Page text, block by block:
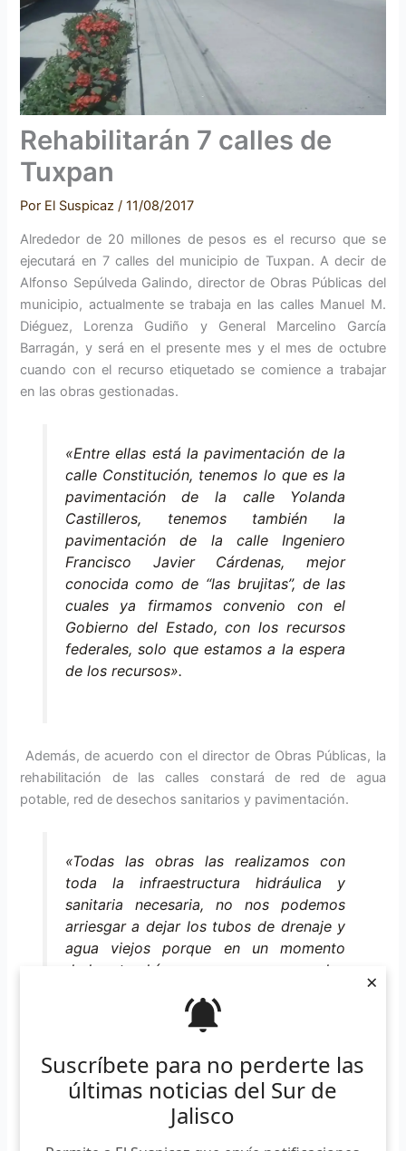
Suscríbete para no perderte las
últimas noticias del Sur de
Jalisco
×
Rehabilitarán 7 calles de
Tuxpan
Por El Suspicaz /11/08/2017
Alrededor de 20 millones de pesos es el recurso que se
ejecutará en 7 calles del municipio de Tuxpan. A decir de
Alfonso Sepúlveda Galindo, director de Obras Públicas del
municipio, actualmente se trabaja en las calles Manuel M.
Diéguez, Lorenza Gudiño y General Marcelino García
Barragán, y será en el presente mes y el mes de octubre
cuando con el recurso etiquetado se comience a trabajar
en las obras gestionadas.
«Entre ellas está la pavimentación de la
calle Constitución, tenemos lo que es la
pavimentación de la calle Yolanda
Castilleros, tenemos también la
pavimentación de la calle Ingeniero
Francisco Javier Cárdenas, mejor
conocida como de “las brujitas”, de las
cuales ya firmamos convenio con el
Gobierno del Estado, con los recursos
federales, solo que estamos a la espera
de los recursos».
Además, de acuerdo con el director de Obras Públicas, la
rehabilitación de las calles constará de red de agua
potable, red de desechos sanitarios y pavimentación.
«Todas las obras las realizamos con
toda la infraestructura hidráulica y
sanitaria necesaria, no nos podemos
arriesgar a dejar los tubos de drenaje y
agua viejos porque en un momento
dado tendríamos que romper los
entonces lo que hacemos en todas las
obras… es sustituir esas redes viejas por
nuevas y ya poder echar los concretos».